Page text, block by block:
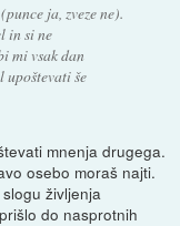
ja, zveze ne).
in si ne
mi vsak dan
še
mnenja drugega.
osebo moraš najti.
življenja
do nasprotnih